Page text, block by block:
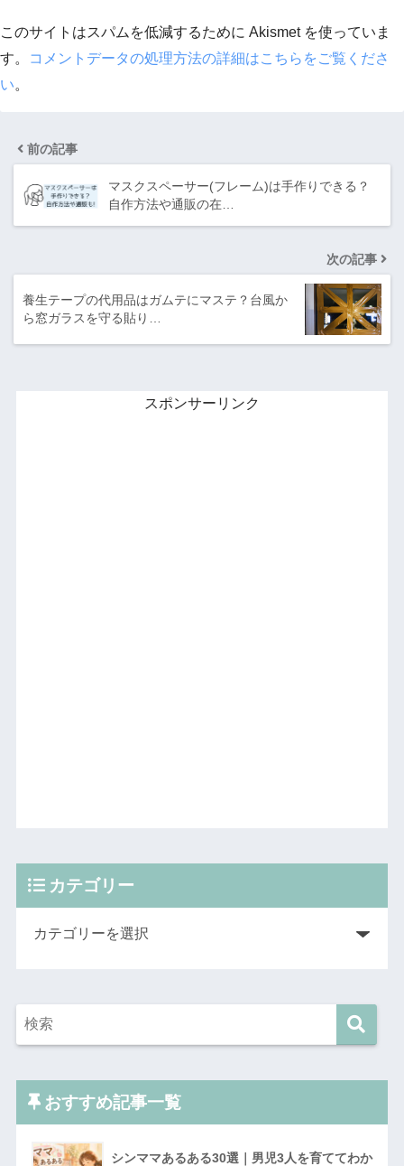
このサイトはスパムを低減するために Akismet を使っていま
す。
コメントデータの処理方法の詳細はこちらをご覧くださ
い。
前の記事
マスクスペーサー(フレーム)は手作りできる？
自作方法や通販の在…
次の記事
養生テープの代用品はガムテにマステ？台風か
ら窓ガラスを守る貼り…
スポンサーリンク
カテゴリー
おすすめ記事一覧
シンママあるある30選｜男児3人を育ててわか